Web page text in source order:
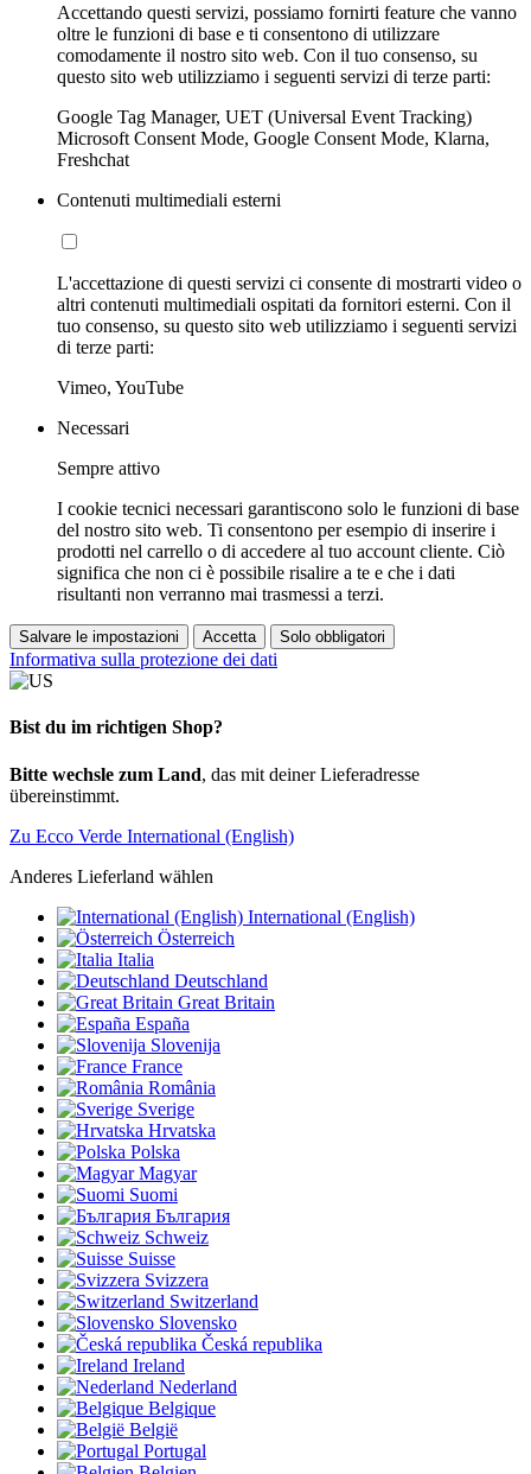
Accettando questi servizi, possiamo fornirti feature che vanno
oltre le funzioni di base e ti consentono di utilizzare
comodamente il nostro sito web. Con il tuo consenso, su
questo sito web utilizziamo i seguenti servizi di terze parti:
Google Tag Manager, UET (Universal Event Tracking)
Microsoft Consent Mode, Google Consent Mode, Klarna,
Freshchat
Contenuti multimediali esterni
L'accettazione di questi servizi ci consente di mostrarti video o
altri contenuti multimediali ospitati da fornitori esterni. Con il
tuo consenso, su questo sito web utilizziamo i seguenti servizi
di terze parti:
Vimeo, YouTube
Necessari
Sempre attivo
I cookie tecnici necessari garantiscono solo le funzioni di base
del nostro sito web. Ti consentono per esempio di inserire i
prodotti nel carrello o di accedere al tuo account cliente. Ciò
significa che non ci è possibile risalire a te e che i dati
risultanti non verranno mai trasmessi a terzi.
Salvare le impostazioni Accetta Solo obbligatori
Informativa sulla protezione dei dati
Bist du im richtigen Shop?
Bitte wechsle zum Land, das mit deiner Lieferadresse
übereinstimmt.
Zu Ecco Verde International (English)
Anderes Lieferland wählen
International (English)
Österreich
Italia
Deutschland
Great Britain
España
Slovenija
France
România
Sverige
Hrvatska
Polska
Magyar
Suomi
България
Schweiz
Suisse
Svizzera
Switzerland
Slovensko
Česká republika
Ireland
Nederland
Belgique
België
Portugal